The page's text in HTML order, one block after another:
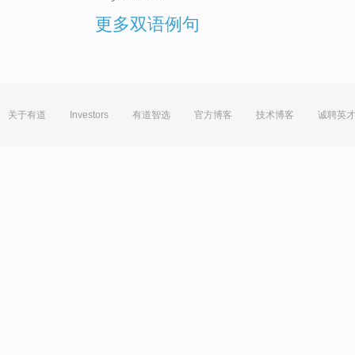
更多双语例句
关于有道 Investors 有道智选 官方博客 技术博客 诚聘英才